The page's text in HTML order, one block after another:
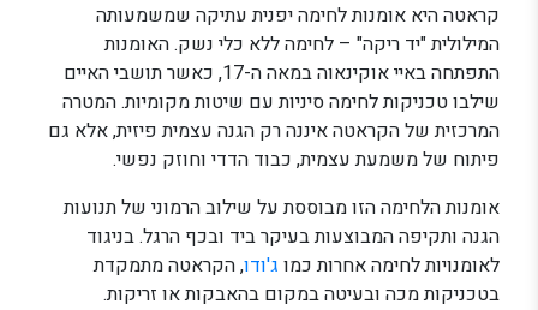
קראטה היא אומנות לחימה יפנית עתיקה שמשמעותה
המילולית "יד ריקה" – לחימה ללא כלי נשק. האומנות
התפתחה באיי אוקינאוה במאה ה-17, כאשר תושבי האיים
שילבו טכניקות לחימה סיניות עם שיטות מקומיות. המטרה
המרכזית של הקראטה איננה רק הגנה עצמית פיזית, אלא גם
פיתוח של משמעת עצמית, כבוד הדדי וחוזק נפשי.
אומנות הלחימה הזו מבוססת על שילוב הרמוני של תנועות
הגנה ותקיפה המבוצעות בעיקר ביד ובכף הרגל. בניגוד
לאומנויות לחימה אחרות כמו ג'ודו, הקראטה מתמקדת
בטכניקות מכה ובעיטה במקום בהאבקות או זריקות.